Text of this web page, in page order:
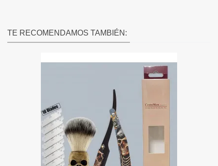
TE RECOMENDAMOS TAMBIÉN: